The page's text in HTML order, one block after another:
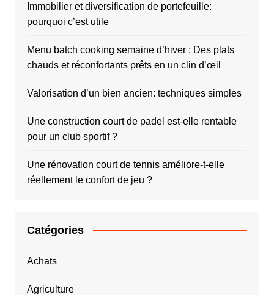
Immobilier et diversification de portefeuille:
pourquoi c’est utile
Menu batch cooking semaine d’hiver : Des plats
chauds et réconfortants prêts en un clin d’œil
Valorisation d’un bien ancien: techniques simples
Une construction court de padel est-elle rentable
pour un club sportif ?
Une rénovation court de tennis améliore-t-elle
réellement le confort de jeu ?
Catégories
Achats
Agriculture